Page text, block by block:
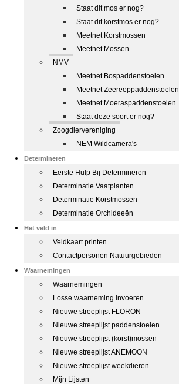
Staat dit mos er nog?
Staat dit korstmos er nog?
Meetnet Korstmossen
Meetnet Mossen
NMV
Meetnet Bospaddenstoelen
Meetnet Zeereeppaddenstoelen
Meetnet Moeraspaddenstoelen
Staat deze soort er nog?
Zoogdiervereniging
NEM Wildcamera's
Determineren
Eerste Hulp Bij Determineren
Determinatie Vaatplanten
Determinatie Korstmossen
Determinatie Orchideeën
Het veld in
Veldkaart printen
Contactpersonen Natuurgebieden
Waarnemingen
Waarnemingen
Losse waarneming invoeren
Nieuwe streeplijst FLORON
Nieuwe streeplijst paddenstoelen
Nieuwe streeplijst (korst)mossen
Nieuwe streeplijst ANEMOON
Nieuwe streeplijst weekdieren
Mijn Lijsten